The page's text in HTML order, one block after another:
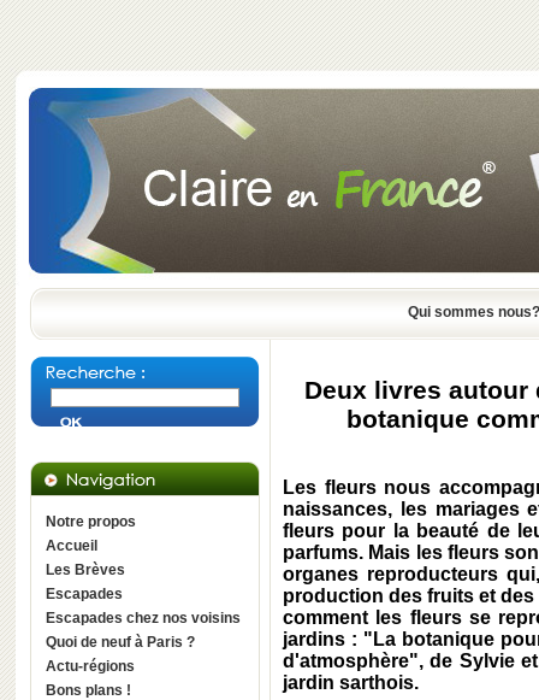
Qui sommes nous?
Notre propos
Accueil
Les Brèves
Escapades
Escapades chez nos voisins
Quoi de neuf à Paris ?
Actu-régions
Bons plans !
Deux livres
botanique
Les fleurs nous
naissances, les mariages
fleurs pour la beauté de
parfums. Mais les fleurs
organes reproducteurs
production des fruits et
comment les fleurs se
jardins : "La botanique
d'atmosphère", de Sylvie
jardin sarthois.